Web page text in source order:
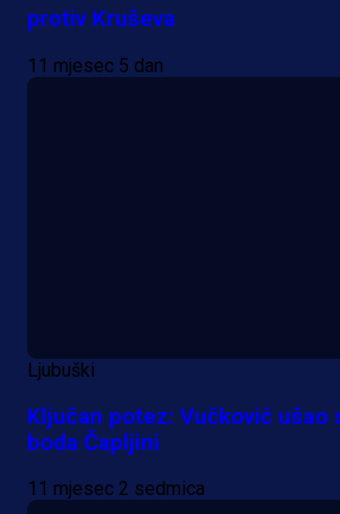
protiv Kruševa
11 mjesec 5 dan
Ljubuški
Ključan potez: Vučković ušao
boda Čapljini
11 mjesec 2 sedmica